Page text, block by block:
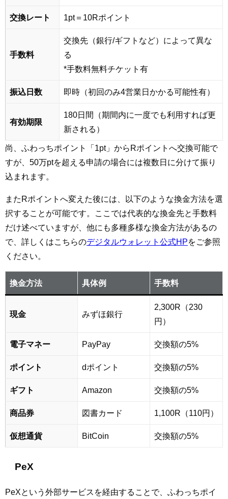
交換レート 1pt＝10Rポイント
手数料
交換先（銀行/ギフトなど）によって異な
る
*手数料無料チケット有
振込日数 即時（初回のみ4営業日かかる可能性有）
有効期限
180日間（期間内に一度でも利用すれば更
新される）
尚、ふわっちポイント「1pt」からRポイントへ交換可能で
すが、50万ptを超える申請の場合には複数日に分けて振り
込まれます。
またRポイントへ変えた後には、以下のような換金方法を選
択することが可能です。ここでは代表的な換金先と手数料
だけ述べていますが、他にも多種多様な換金方法があるの
で、詳しくはこちらのデジタルウォレット公式HPをご参照
ください。
換金方法 具体例 手数料
現金 みずほ銀行
2,300R（230
円）
電子マネー PayPay 交換額の5%
ポイント dポイント 交換額の5%
ギフト Amazon 交換額の5%
商品券 図書カード 1,100R（110円）
仮想通貨 BitCoin 交換額の5%
PeX
PeXという外部サービスを経由することで、ふわっちポイ